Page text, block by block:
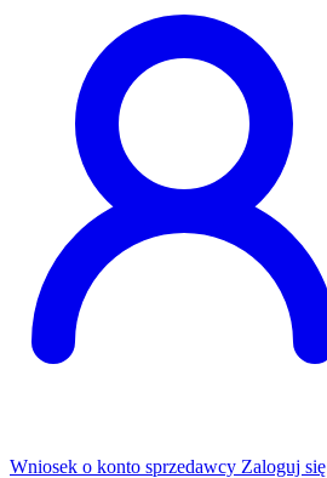
Wniosek o konto sprzedawcy Zaloguj się